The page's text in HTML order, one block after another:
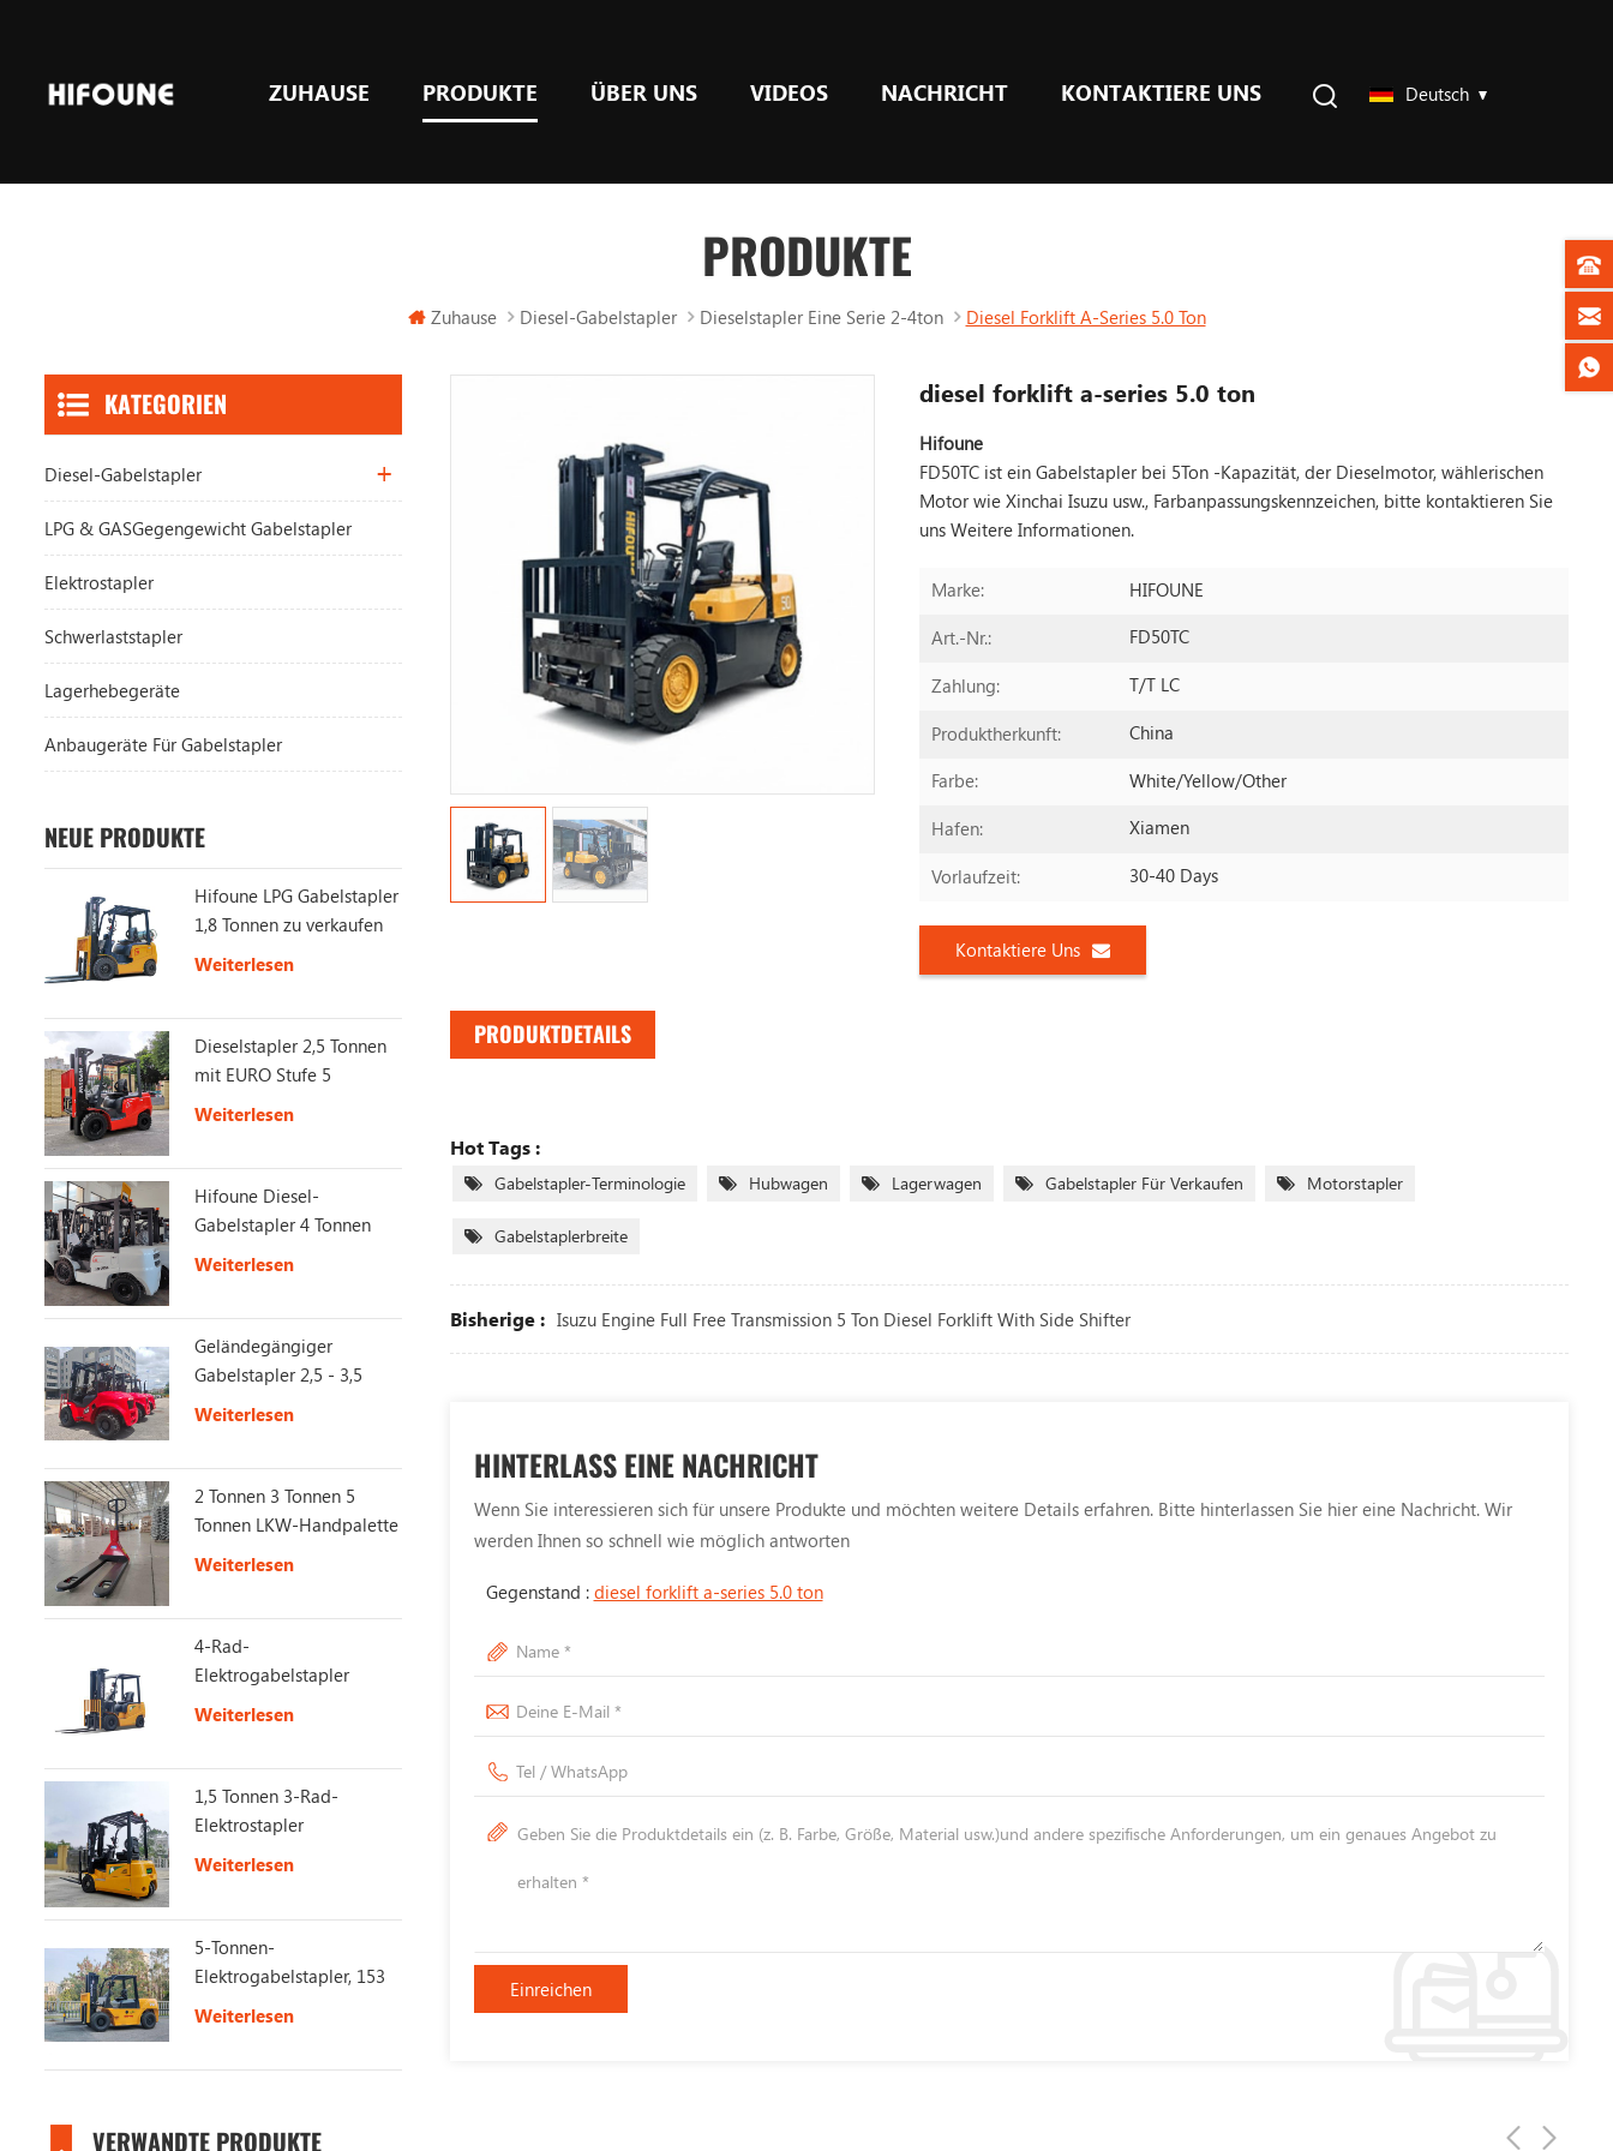
ZUHAUSE PRODUKTE ÜBER UNS VIDEOS NACHRICHT KONTAKTIERE UNS Deutsch
PRODUKTE
Zuhause Diesel-Gabelstapler Dieselstapler Eine Serie 2-4ton Diesel Forklift A-Series 5.0 Ton
diesel forklift a-series 5.0 ton
Hifoune
FD50TC ist ein Gabelstapler bei 5Ton -Kapazität, der Dieselmotor, wählerischen
Motor wie Xinchai Isuzu usw., Farbanpassungskennzeichen, bitte kontaktieren Sie
unsWeitere Informationen.
Marke: HIFOUNE
Art.-Nr.: FD50TC
Zahlung: T/T LC
Produktherkunft: China
Farbe: White/yellow/other
Hafen: Xiamen
Vorlaufzeit: 30-40 Days
Kontaktiere Uns
PRODUKTDETAILS
Hot Tags :
Gabelstapler-Terminologie Hubwagen Lagerwagen Gabelstapler Für Verkaufen Motorstapler
Gabelstaplerbreite
Bisherige : Isuzu Engine Full Free Transmission 5 Ton Diesel Forklift With Side Shifter
HINTERLASS EINE NACHRICHT
Wenn Sie interessieren sich für unsere Produkte und möchten weitere Details erfahren. Bitte hinterlassen Sie hier eine Nachricht. Wir
werden Ihnen so schnell wie möglich antworten
Gegenstand : diesel forklift a-series 5.0 ton
KATEGORIEN
Diesel-Gabelstapler
LPG & GASGegengewicht Gabelstapler
Elektrostapler
Schwerlaststapler
Lagerhebegeräte
Anbaugeräte Für Gabelstapler
NEUE PRODUKTE
Hifoune LPG Gabelstapler
1,8 Tonnen zu verkaufen
Weiterlesen
Dieselstapler 2,5 Tonnen
mit EURO Stufe 5
Weiterlesen
Hifoune Diesel-
Gabelstapler 4 Tonnen
mit KUBOTA-Motor
Weiterlesen
Geländegängiger
Gabelstapler 2,5 - 3,5
Tonnen 4X4 2WD/4WD
Weiterlesen
2 Tonnen 3 Tonnen 5
Tonnen LKW-Handpalette
Weiterlesen
4-Rad-
Elektrogabelstapler
Weiterlesen
1,5 Tonnen 3-Rad-
Elektrostapler
Weiterlesen
5-Tonnen-
Elektrogabelstapler, 153
V, 230 Ah, lange
Weiterlesen
VERWANDTE PRODUKTE